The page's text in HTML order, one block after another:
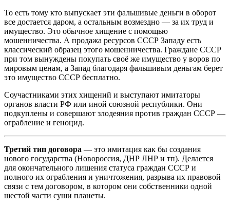
То есть тому кто выпускает эти фальшивые деньги в оборот
все достается даром, а остальным возмездно — за их труд и
имущество. Это обычное хищение с помощью
мошенничества. А продажа ресурсов СССР Западу есть
классический образец этого мошенничества. Граждане СССР
при том вынуждены покупать своё же имущество у воров по
мировым ценам, а Запад благодаря фальшивым деньгам берет
это имущество СССР бесплатно.
Соучастниками этих хищений и выступают имитаторы
органов власти РФ или иной союзной республики. Они
подкуплены и совершают злодеяния против граждан СССР —
ограбление и геноцид.
Третий тип договора — это имитация как бы создания
нового государства (Новороссия, ДНР ЛНР и тп). Делается
для окончательного лишения статуса граждан СССР и
полного их ограбления и уничтожения, разрыва их правовой
связи с тем договором, в котором они собственники одной
шестой части суши планеты.